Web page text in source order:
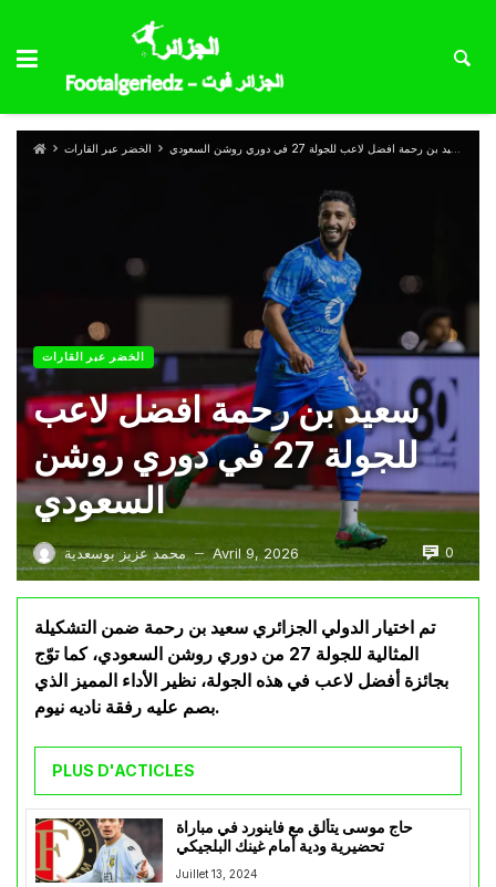
الخضر عبر القارات سعيد بن رحمة افضل لاعب للجولة 27 في دوري روشن السعودي
الخضر عبر القارات
سعيد بن رحمة افضل لاعب
للجولة 27 في دوري روشن
السعودي
محمد عزيز بوسعدية — Avril 9, 2026 0
تم اختيار الدولي الجزائري سعيد بن رحمة ضمن التشكيلة
المثالية للجولة 27 من دوري روشن السعودي، كما توّج
بجائزة أفضل لاعب في هذه الجولة، نظير الأداء المميز الذي
بصم عليه رفقة ناديه نيوم.
PLUS D'ACTICLES
حاج موسى يتألق مع فاينورد في مباراة
تحضيرية ودية أمام غينك البلجيكي
Juillet 13, 2024